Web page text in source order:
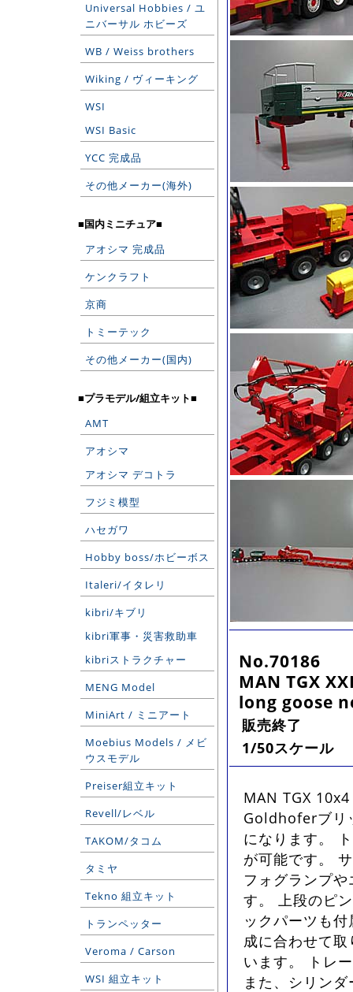
Universal Hobbies / ユ
ニバーサル ホビーズ
WB / Weiss brothers
Wiking / ヴィーキング
WSI
WSI Basic
YCC 完成品
その他メーカー(海外)
■国内ミニチュア■
アオシマ 完成品
ケンクラフト
京商
トミーテック
その他メーカー(国内)
■プラモデル/組立キット■
AMT
アオシマ
アオシマ デコトラ
フジミ模型
ハセガワ
Hobby boss/ホビーボス
Italeri/イタレリ
kibri/キブリ
kibri軍事・災害救助車
kibriストラクチャー
MENG Model
MiniArt / ミニアート
Moebius Models / メビ
ウスモデル
Preiser組立キット
Revell/レベル
TAKOM/タコム
タミヤ
Tekno 組立キット
トランペッター
Veroma / Carson
WSI 組立キット
No.70186
MAN TGX
long goose
販売終了
1/50スケール
MAN TGX
Goldhoferブリ
になります。
が可能です。
フォグランプ
す。 上段のピ
ックパーツも
成に合わせて
います。 トレ
また、シリン